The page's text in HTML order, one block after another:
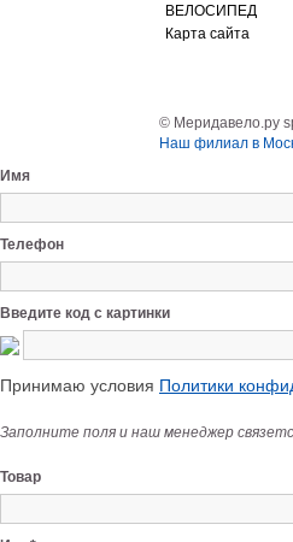
ВЕЛОСИПЕД
Карта сайта
© Меридавело.ру
Наш филиал в
Имя
Телефон
Введите код с картинки
Принимаю условия Политики
Заполните поля и наш менеджер
Товар